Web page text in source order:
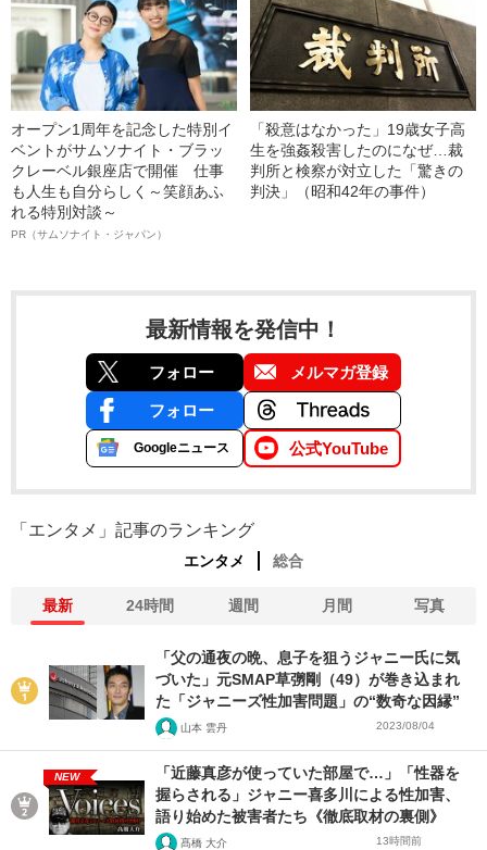
オープン1周年を記念した特別イ
ベントがサムソナイト・ブラッ
クレーベル銀座店で開催 仕事
も人生も自分らしく～笑顔あふ
れる特別対談～
PR（サムソナイト・ジャパン）
「殺意はなかった」19歳女子高
生を強姦殺害したのになぜ…裁
判所と検察が対立した「驚きの
判決」（昭和42年の事件）
最新情報を発信中！
フォロー メルマガ登録
フォロー
Googleニュース 公式YouTube
「エンタメ」記事のランキング
エンタメ 総合
最新 24時間 週間 月間 写真
「父の通夜の晩、息子を狙うジャニー氏に気
づいた」元SMAP草彅剛（49）が巻き込まれ
た「ジャニーズ性加害問題」の“数奇な因縁”
山本 雲丹 2023/08/04
NEW
「近藤真彦が使っていた部屋で…」「性器を
握らされる」ジャニー喜多川による性加害、
語り始めた被害者たち《徹底取材の裏側》
髙橋 大介 13時間前